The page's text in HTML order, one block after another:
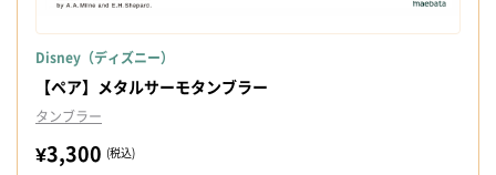
Disney（ディズニー）
【ペア】メタルサーモタンブラー
タンブラー
¥3,300 (税込)